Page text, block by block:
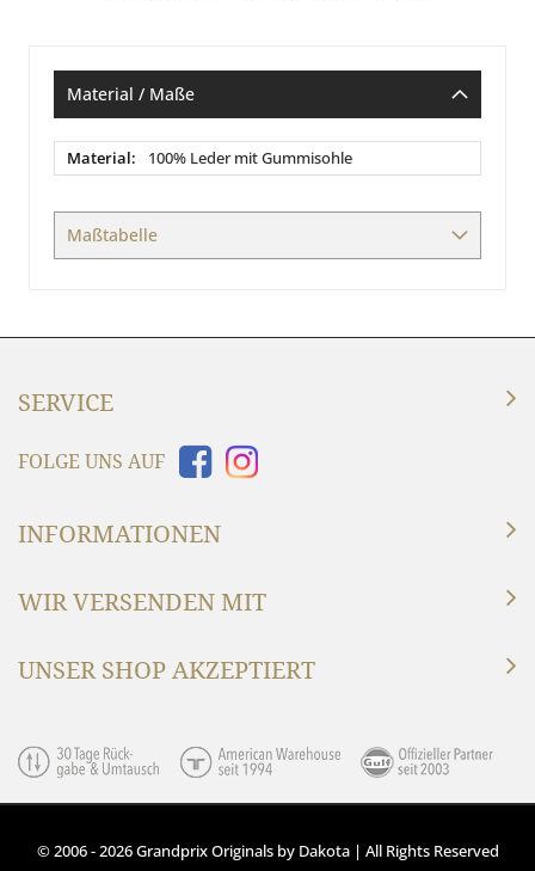
Material / Maße
Material
/
100% Leder mit Gummisohle
Maßtabelle
SERVICE
FOLGE UNS AUF
INFORMATIONEN
WIR VERSENDEN MIT
UNSER SHOP AKZEPTIERT
© 2006 - 2026 Grandprix Originals by Dakota | All Rights Reserved